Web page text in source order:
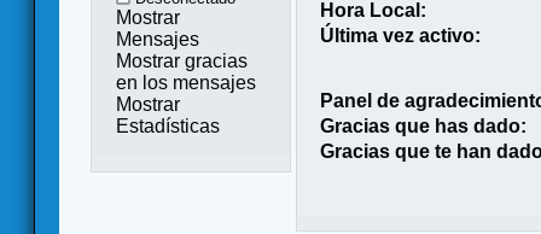
Mostrar
Mensajes
Mostrar gracias
en los mensajes
Mostrar
Estadísticas
Hora Local:
Última vez activo:
Panel de
Gracias que has dado:
Gracias que te han